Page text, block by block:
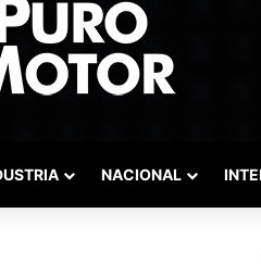
NACIONAL